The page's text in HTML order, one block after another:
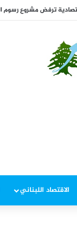
الاقتصاد اللبناني